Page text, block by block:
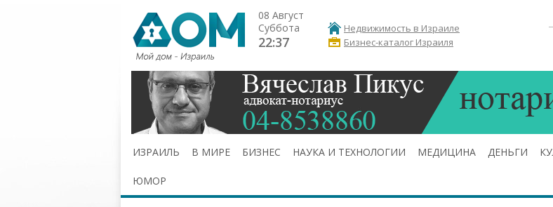
08 Август
Суббота
22:37
Недвижимость в Израиле
Бизнес-каталог Израиля
ИЗРАИЛЬ В МИРЕ БИЗНЕС НАУКА И ТЕХНОЛОГИИ МЕДИЦИНА ДЕНЬГИ
ЮМОР